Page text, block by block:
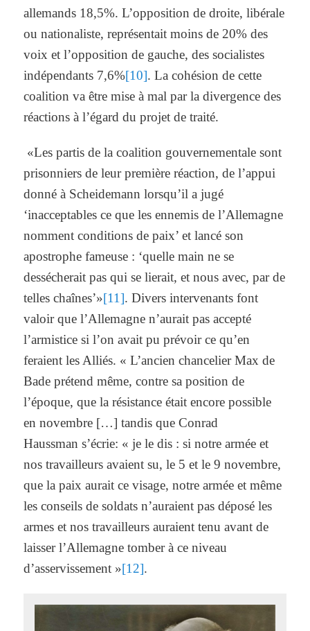
allemands 18,5%. L’opposition de droite, libérale
ou nationaliste, représentait moins de 20% des
voix et l’opposition de gauche, des socialistes
indépendants 7,6%[10]. La cohésion de cette
coalition va être mise à mal par la divergence des
réactions à l’égard du projet de traité.
«Les partis de la coalition gouvernementale sont
prisonniers de leur première réaction, de l’appui
donné à Scheidemann lorsqu’il a jugé
‘inacceptables ce que les ennemis de l’Allemagne
nomment conditions de paix’ et lancé son
apostrophe fameuse : ‘quelle main ne se
dessécherait pas qui se lierait, et nous avec, par de
telles chaînes’»[11]. Divers intervenants font
valoir que l’Allemagne n’aurait pas accepté
l’armistice si l’on avait pu prévoir ce qu’en
feraient les Alliés. « L’ancien chancelier Max de
Bade prétend même, contre sa position de
l’époque, que la résistance était encore possible
en novembre […] tandis que Conrad
Haussman s’écrie: « je le dis : si notre armée et
nos travailleurs avaient su, le 5 et le 9 novembre,
que la paix aurait ce visage, notre armée et même
les conseils de soldats n’auraient pas déposé les
armes et nos travailleurs auraient tenu avant de
laisser l’Allemagne tomber à ce niveau
d’asservissement »[12].